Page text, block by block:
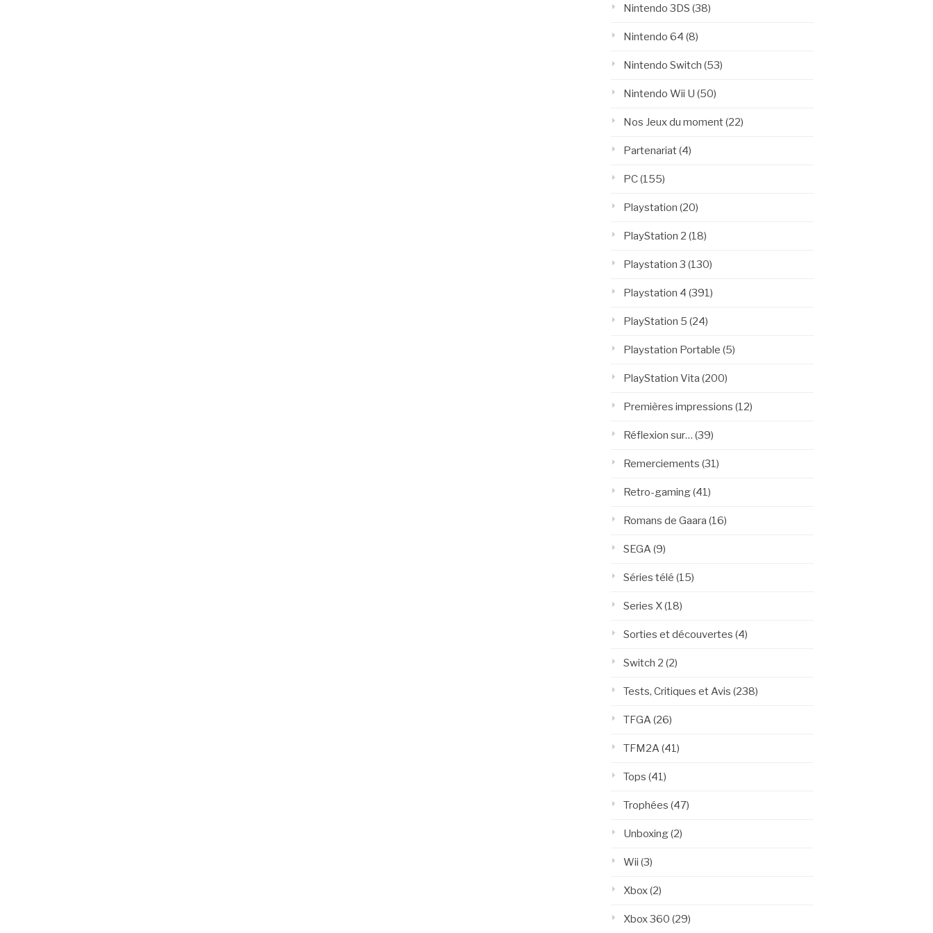
Nintendo 3DS (38)
Nintendo 64 (8)
Nintendo Switch (53)
Nintendo Wii U (50)
Nos Jeux du moment(22)
Partenariat(4)
PC(155)
Playstation (20)
PlayStation 2 (18)
Playstation 3 (130)
Playstation 4 (391)
PlayStation 5 (24)
Playstation Portable (5)
PlayStation Vita (200)
Premières impressions (12)
Réflexion sur… (39)
Remerciements (31)
Retro-gaming(41)
Romans de Gaara (16)
SEGA (9)
Séries télé (15)
Series X(18)
Sorties et découvertes (4)
Switch 2 (2)
Tests, Critiques et Avis (238)
TFGA (26)
TFM2A (41)
Tops (41)
Trophées (47)
Unboxing(2)
Wii (3)
Xbox(2)
Xbox 360 (29)